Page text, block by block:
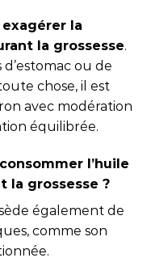
la
la grossesse.
ou de
chose, il est
avec modération
équilibrée.
l’huile
la grossesse ?
également de
comme son